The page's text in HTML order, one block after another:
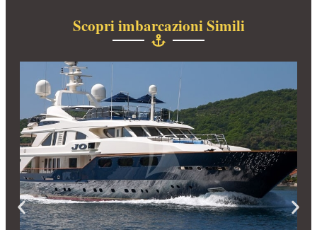
Scopri imbarcazioni Simili